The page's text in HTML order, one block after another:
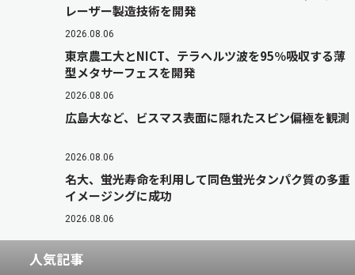
レーザー製造技術を開発
2026.08.06
東京農工大とNICT、テラヘルツ波を95％吸収する薄
型メタサーフェスを開発
2026.08.06
広島大など、ビスマス表面に隠れたスピン偏極を観測
2026.08.06
名大、蛍光寿命を利用して同色蛍光タンパク質の多重
イメージングに成功
2026.08.06
人気記事